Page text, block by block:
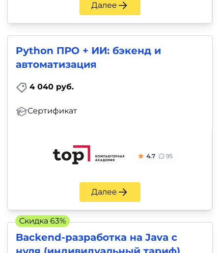
Далее
Python ПРО + ИИ: бэкенд и
автоматизация
4 040 руб.
Сертификат
4.7 95
Далее
Backend-разработка на Java с
Скидка 63%